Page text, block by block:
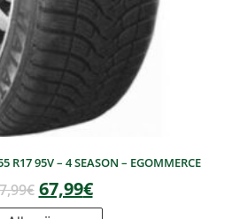
R17 95V – 4 SEASON – EGOMMERCE
€ 67,99€